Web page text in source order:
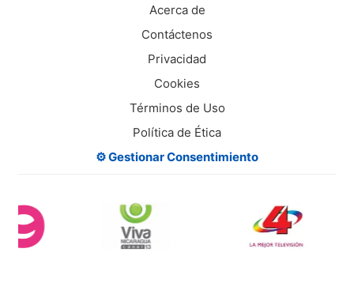
Acerca de
Contáctenos
Privacidad
Cookies
Términos de Uso
Política de Ética
⚙️ Gestionar Consentimiento